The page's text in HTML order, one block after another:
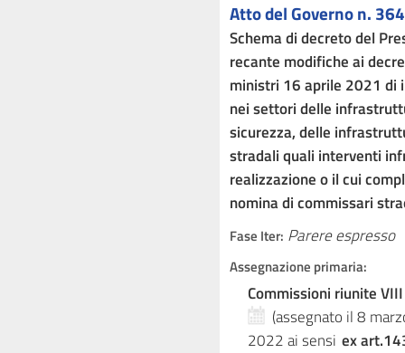
Atto del Governo n. 364
Schema di decreto del
recante modifiche ai
ministri 16 aprile 2021 di
nei settori delle
sicurezza, delle
stradali quali interventi
realizzazione o il cui
nomina di commissari
Fase Iter: Parere espresso
Assegnazione primaria:
Commissioni riunite
(assegnato il 8
2022ai sensi ex